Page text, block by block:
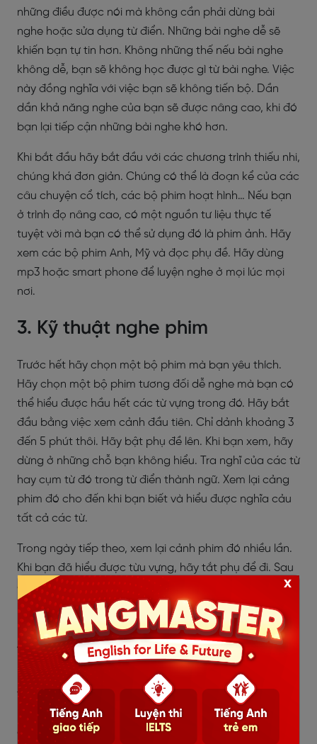
những điều được nói mà không cần phải dừng bài
nghe hoặc sửa dụng từ điển. Những bài nghe dễ sẽ
khiến bạn tự tin hơn. Không những thế nếu bài nghe
không dễ, bạn sẽ không học được gì từ bài nghe. Việc
này đồng nghĩa với việc bạn sẽ không tiến bộ. Dần
dần khả năng nghe của bạn sẽ được nâng cao, khi đó
bạn lại tiếp cận những bài nghe khó hơn.
Khi bắt đầu hãy bắt đầu với các chương trình thiếu nhi,
chúng khá đơn giản. Chúng có thể là đoạn kể của các
câu chuyện cổ tích, các bộ phim hoạt hình… Nếu bạn
ở trình đọ nâng cao, có một nguồn tư liệu thực tế
tuyệt vời mà bạn có thể sử dụng đó là phim ảnh. Hãy
xem các bộ phim Anh, Mỹ và đọc phụ đề. Hãy dùng
mp3 hoặc smart phone để luyện nghe ở mọi lúc mọi
nơi.
3. Kỹ thuật nghe phim
Trước hết hãy chọn một bộ phim mà bạn yêu thích.
Hãy chọn một bộ phim tương đối dễ nghe mà bạn có
thể hiểu được hầu hết các từ vựng trong đó. Hãy bắt
đầu bằng việc xem cảnh đầu tiên. Chỉ dảnh khoảng 3
đến 5 phút thôi. Hãy bật phụ đề lên. Khi bạn xem, hãy
dừng ở những chỗ bạn không hiểu. Tra nghĩ của các từ
hay cụm từ đó trong từ điển thành ngữ. Xem lại cảng
phim đó cho đến khi bạn biết và hiểu được nghĩa cảu
tất cả các từ.
Trong ngày tiếp theo, xem lại cảnh phim đó nhiều lần.
Khi bạn đã hiểu được từu vựng, hãy tắt phụ để đi. Sau
đó, xem lại cảnh phim, nghe không có phụ đề. Thực
hiện điều này trong 4-5 ngày cho một cảnh phim. Mỗi
lần xem lại sẽ giúp bạn cải thiện khả năng nghe tiếng
Anh của bạn.
Bây giờ, xem lại cảnh đó nhưng hãy thử ngừng sau
từng cụm từ. Hãy đọc to từng câu đó. Thực ra, bạn
không chỉ lặp lại câu đó mà hãy diễn lại cảnh đó. Bắt
chước cảm xúc, biểu cảm khuôn mặt và hành động
x